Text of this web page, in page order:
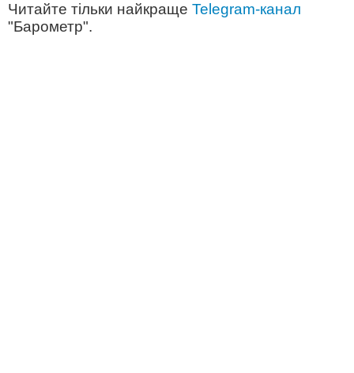
Читайте тільки найкраще Telegram-канал
"Барометр".